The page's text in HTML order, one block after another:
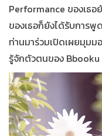
Performance ของเธ
ของเธอก็ยังได้รับการ
ท่านมาร่วมเปิดเผยมุมม
รู้จักตัวตนของ